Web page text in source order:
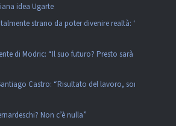
idea Ugarte
strano da poter divenire realtà: “Non
di Modric: “Il suo futuro? Presto sarà
Castro: “Risultato del lavoro, sono
Non c’è nulla”